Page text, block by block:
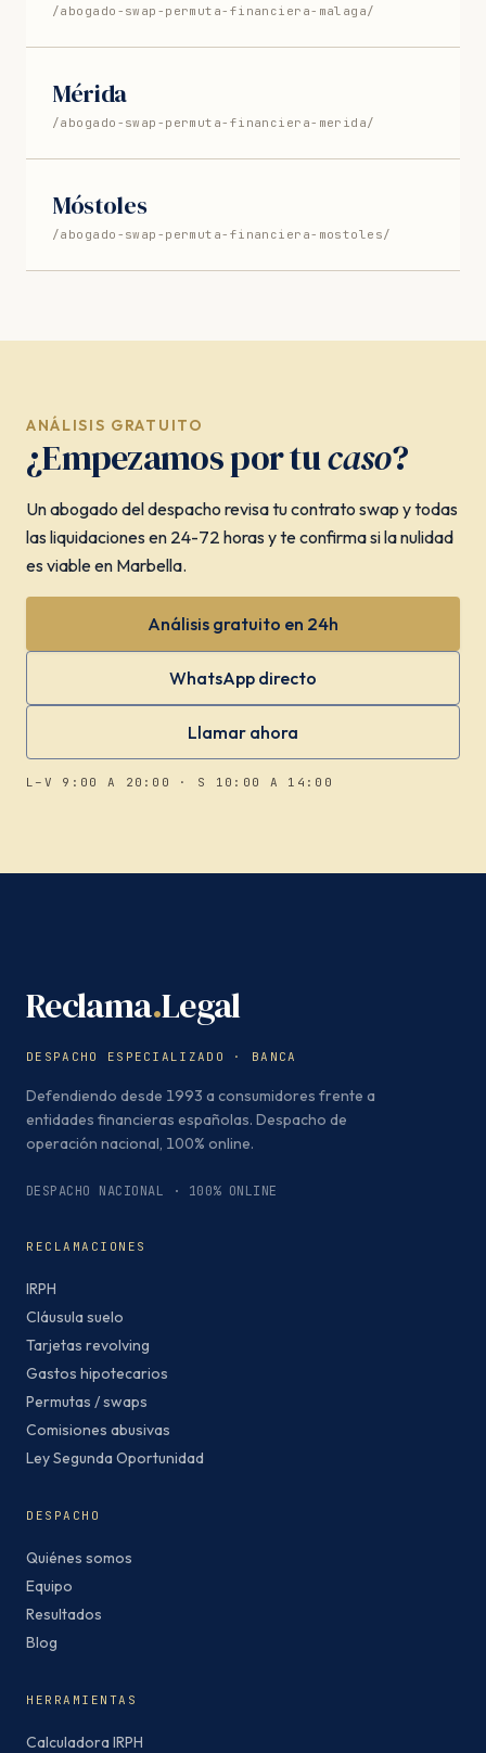
/abogado-swap-permuta-financiera-malaga/
Mérida
/abogado-swap-permuta-financiera-merida/
Móstoles
/abogado-swap-permuta-financiera-mostoles/
ANÁLISIS GRATUITO
¿Empezamos por tucaso?
Un abogado del despacho revisa tu contrato swap y todas
las liquidaciones en 24-72 horas y te confirma si la nulidad
es viable en Marbella.
Análisis gratuito en 24h
WhatsApp directo
Llamar ahora
L–V 9:00 A 20:00 · S 10:00 A 14:00
Reclama.Legal
DESPACHO ESPECIALIZADO · BANCA
Defendiendo desde 1993 a consumidores frente a
entidades financieras españolas. Despacho de
operación nacional, 100% online.
DESPACHO NACIONAL · 100% ONLINE
RECLAMACIONES
IRPH
Cláusula suelo
Tarjetas revolving
Gastos hipotecarios
Permutas / swaps
Comisiones abusivas
Ley Segunda Oportunidad
DESPACHO
Quiénes somos
Equipo
Resultados
Blog
HERRAMIENTAS
Calculadora IRPH